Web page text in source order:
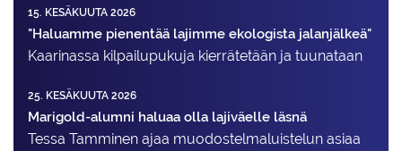
15. KESÄKUUTA 2026
"Haluamme pienentää lajimme ekologista jalanjälkeä"
Kaarinassa kilpailupukuja kierrätetään ja tuunataan
25. KESÄKUUTA 2026
Marigold-alumni haluaa olla lajiväelle läsnä
Tessa Tamminen ajaa muodostelma­luistelun asiaa